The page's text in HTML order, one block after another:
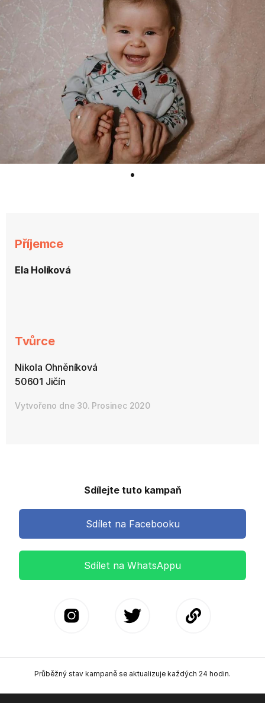
Příjemce
Ela Holíková
Tvůrce
Nikola Ohněníková
50601 Jičín
Vytvořeno dne 30. Prosinec 2020
Sdílejte tuto kampaň
Sdílet na Facebooku
Sdílet na WhatsAppu
Průběžný stav kampaně se aktualizuje každých 24 hodin.